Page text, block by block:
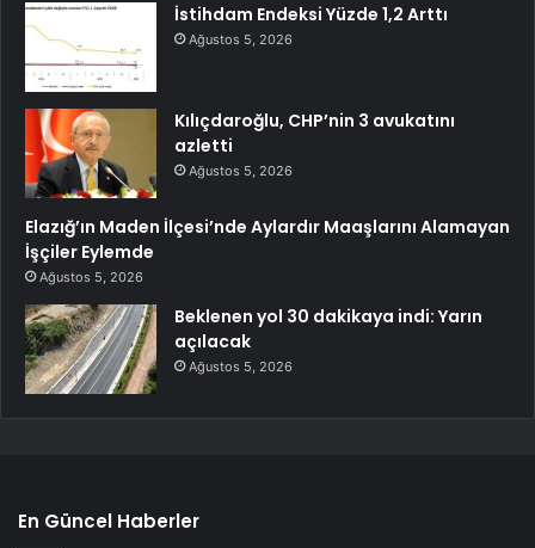
İstihdam Endeksi Yüzde 1,2 Arttı
Ağustos 5, 2026
Kılıçdaroğlu, CHP’nin 3 avukatını
azletti
Ağustos 5, 2026
Elazığ’ın Maden İlçesi’nde Aylardır Maaşlarını Alamayan
İşçiler Eylemde
Ağustos 5, 2026
Beklenen yol 30 dakikaya indi: Yarın
açılacak
Ağustos 5, 2026
En Güncel Haberler